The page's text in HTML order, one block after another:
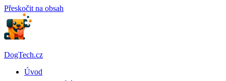
Přeskočit na obsah
DogTech.cz
Úvod